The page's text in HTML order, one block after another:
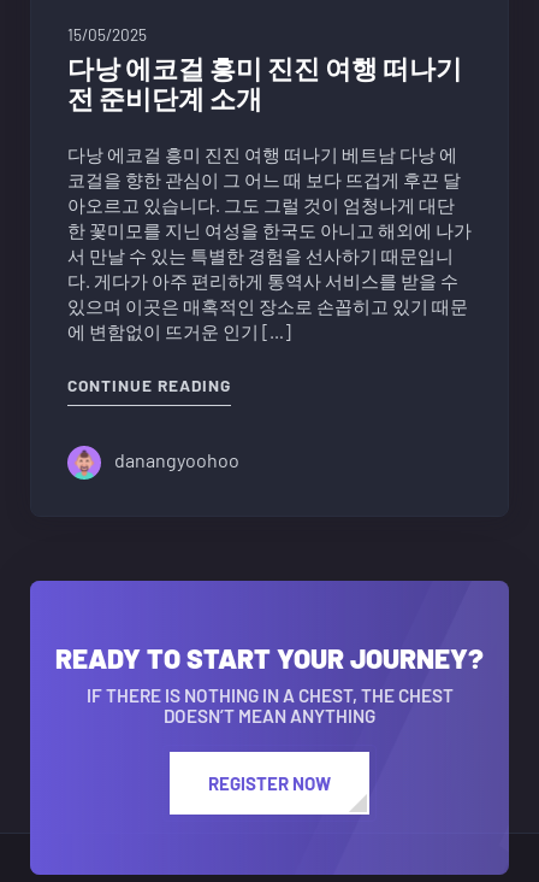
15/05/2025
다낭 에코걸 흥미 진진 여행 떠나기
전 준비단계 소개
다낭 에코걸 흥미 진진 여행 떠나기 베트남 다낭 에
코걸을 향한 관심이 그 어느 때 보다 뜨겁게 후끈 달
아오르고 있습니다. 그도 그럴 것이 엄청나게 대단
한 꽃미모를 지닌 여성을 한국도 아니고 해외에 나가
서 만날 수 있는 특별한 경험을 선사하기 때문입니
다. 게다가 아주 편리하게 통역사 서비스를 받을 수
있으며 이곳은 매혹적인 장소로 손꼽히고 있기 때문
에 변함없이 뜨거운 인기 […]
CONTINUE READING
danangyoohoo
READY TO START YOUR JOURNEY?
IF THERE IS NOTHING IN A CHEST, THE CHEST
DOESN’T MEAN ANYTHING
REGISTER NOW